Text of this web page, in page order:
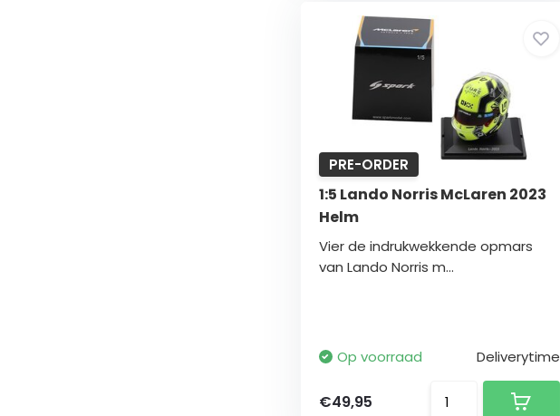
PRE-ORDER
1:5 Lando Norris McLaren 2023
Helm
Vier de indrukwekkende opmars
van Lando Norris m...
Op voorraad Deliverytime
€49,95